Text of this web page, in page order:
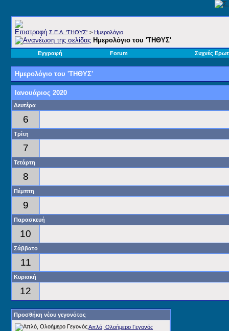
Σ.E.A. 'ΤΗΘΥΣ' > Ημερολόγιο
Ημερολόγιο του 'ΤΗΘΥΣ'
Εγγραφή Forum Συχνές
Ημερολόγιο του 'ΤΗΘΥΣ'
Ιανουάριος 2020
Δευτέρα
6
Τρίτη
7
Τετάρτη
8
Πέμπτη
9
Παρασκευή
10
Σάββατο
11
Κυριακή
12
Προσθήκη νέου γεγονότος
Απλό, Ολοήμερο Γεγονός